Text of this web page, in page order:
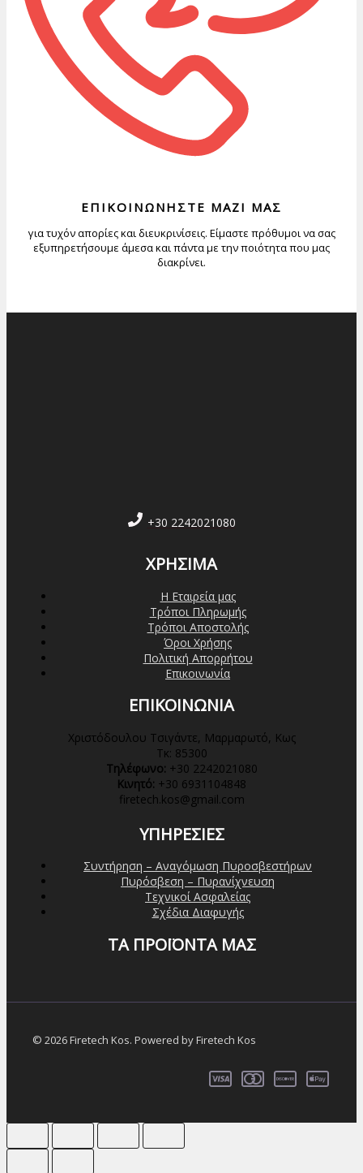
ΕΠΙΚΟΙΝΩΝΗΣΤΕ ΜΑΖΙ ΜΑΣ
για τυχόν απορίες και διευκρινίσεις. Είμαστε πρόθυμοι να σας
εξυπηρετήσουμε άμεσα και πάντα με την ποιότητα που μας
διακρίνει.
+30 2242021080
ΧΡΗΣΙΜΑ
Η Εταιρεία μας
Τρόποι Πληρωμής
Τρόποι Αποστολής
Όροι Χρήσης
Πολιτική Απορρήτου
Επικοινωνία
ΕΠΙΚΟΙΝΩΝΙΑ
Χριστόδουλου Τσιγάντε, Μαρμαρωτό, Κως
Τκ: 85300
Τηλέφωνο: +30 2242021080
Κινητό: +30 6931104848
firetech.kos@gmail.com
ΥΠΗΡΕΣΙΕΣ
Συντήρηση – Αναγόμωση Πυροσβεστήρων
Πυρόσβεση – Πυρανίχνευση
Τεχνικοί Ασφαλείας
Σχέδια Διαφυγής
ΤΑ ΠΡΟΪΟΝΤΑ ΜΑΣ
© 2026 Firetech Kos. Powered by Firetech Kos